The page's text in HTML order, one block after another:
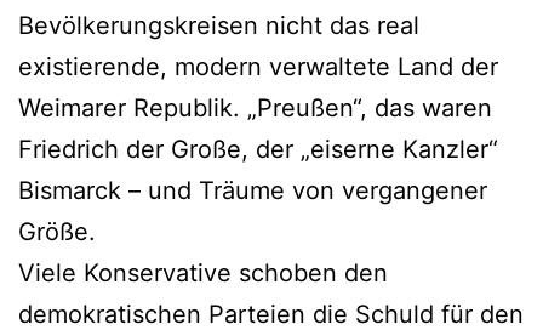
Bevölkerungskreisen nicht das real
existierende, modern verwaltete Land der
Weimarer Republik. „Preußen“, das waren
Friedrich der Große, der „eiserne Kanzler“
Bismarck – und Träume von vergangener
Größe.
Viele Konservative schoben den
demokratischen Parteien die Schuld für den